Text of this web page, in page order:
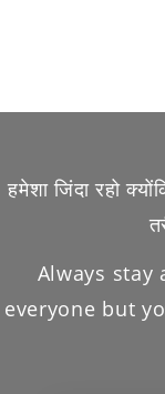
हमेशा जिंदा रहो
Always stay
everyone but